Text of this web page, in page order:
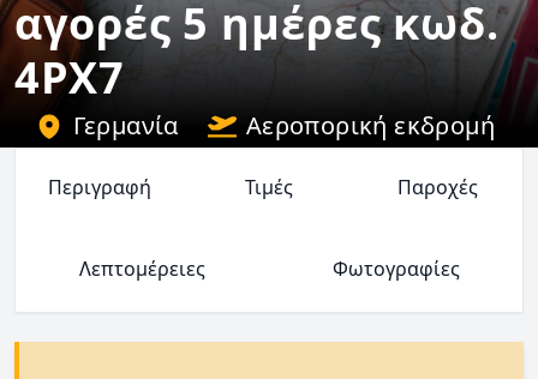
αγορές 5 ημέρες κωδ.
4PX7
Γερμανία Αεροπορική εκδρομή
Περιγραφή Τιμές Παροχές
Λεπτομέρειες Φωτογραφίες